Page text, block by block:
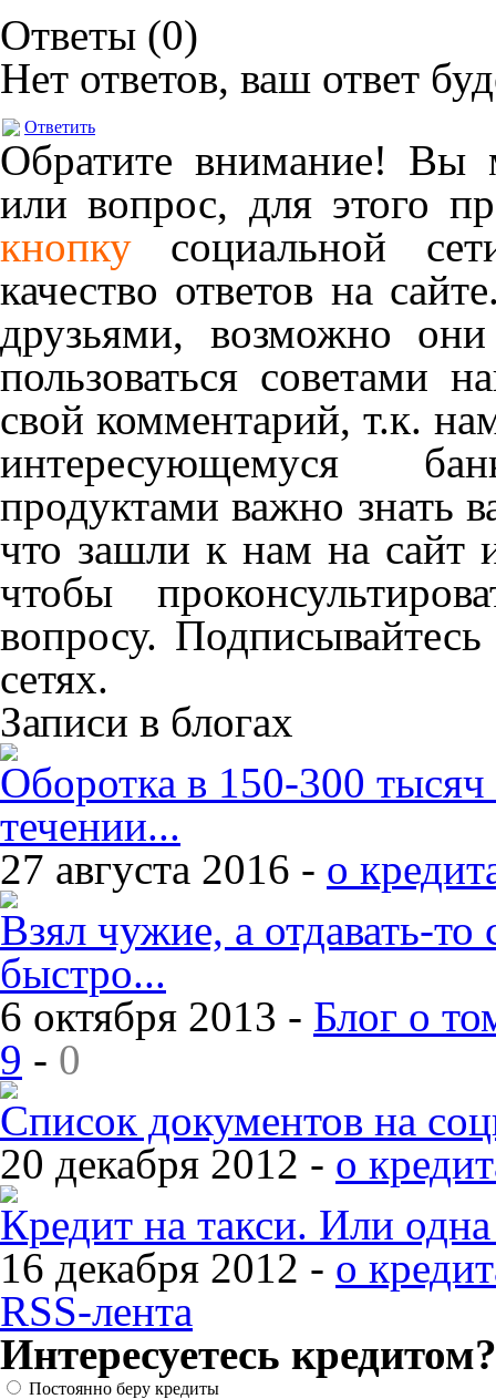
Ответы (0)
Нет ответов, ваш ответ
Ответить
Обратите внимание! Вы
или вопрос, для этого
кнопку социальной
качество ответов на
друзьями, возможно
пользоваться советами
свой комментарий, т.к.
интересующемуся
продуктами важно знать
что зашли к нам на сайт
чтобы
вопросу.
сетях.
Записи в блогах
Оборотка в 150-300
течении...
27 августа 2016 - о
Взял чужие, а отдавать-
быстро...
6 октября 2013 - Блог о
9 - 0
Список документов на
20 декабря 2012 - о
Кредит на такси. Или
16 декабря 2012 - о
RSS-лента
Интересуетесь кредитом?
Постоянно беру кредиты